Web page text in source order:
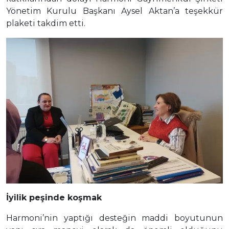
Yönetim Kurulu Başkanı Aysel Aktan’a teşekkür
plaketi takdim etti.
İyilik peşinde koşmak
Harmoni’nin yaptığı desteğin maddi boyutunun